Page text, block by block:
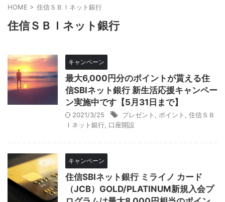
HOME > 住信ＳＢＩネット銀行
住信ＳＢＩネット銀行
キャンペーン
最大6,000円分のポイントが貰える住
信SBIネット銀行 新生活応援キャンペー
ン実施中です【5月31日まで】
2021/3/25 プレゼント ポイント
住信ＳＢ
Ｉネット銀行 口座開設
キャンペーン
住信SBIネット銀行 ミライノ カード
（JCB）GOLD/PLATINUM新規入会プ